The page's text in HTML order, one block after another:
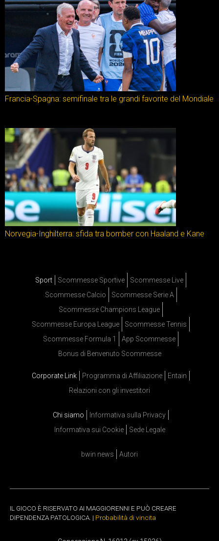
Francia-Spagna: semifinale tra le grandi favorite del Mondiale
Norvegia-Inghilterra: sfida tra bomber con Haaland e Kane
Sport Scommesse Sportive
Scommesse Live
Scommesse Calcio
Scommesse Serie A
Scommesse Champions League
Scommesse Europa League
Scommesse Tennis
Scommesse Formula 1
App Scommesse
Bonus di Benvenuto Scommesse
Corporate Link Programma di Affiliazione
Entain
Relazioni con gli investitori
Chi siamo
Informativa sulla Privacy
Informativa sui Cookie
Sede Legale
bwin news Autori
IL GIOCO È RISERVATO AI MAGGIORENNI E PUÒ CREARE
DIPENDENZA PATOLOGICA. | Probabilità di vincita